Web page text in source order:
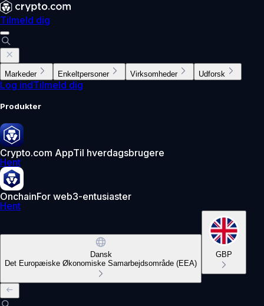
Tilmeld dig
Markeder Enkeltpersoner Virksomheder Udforsk
Log indTilmeld dig
Produkter
Crypto.com AppTil hverdagsbrugere
Hent
OnchainFor web3-entusiaster
Hent
Dansk
Det Europæiske Økonomiske Samarbejdsområde (EEA)
GBP